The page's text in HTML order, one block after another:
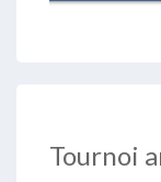
Tournoi